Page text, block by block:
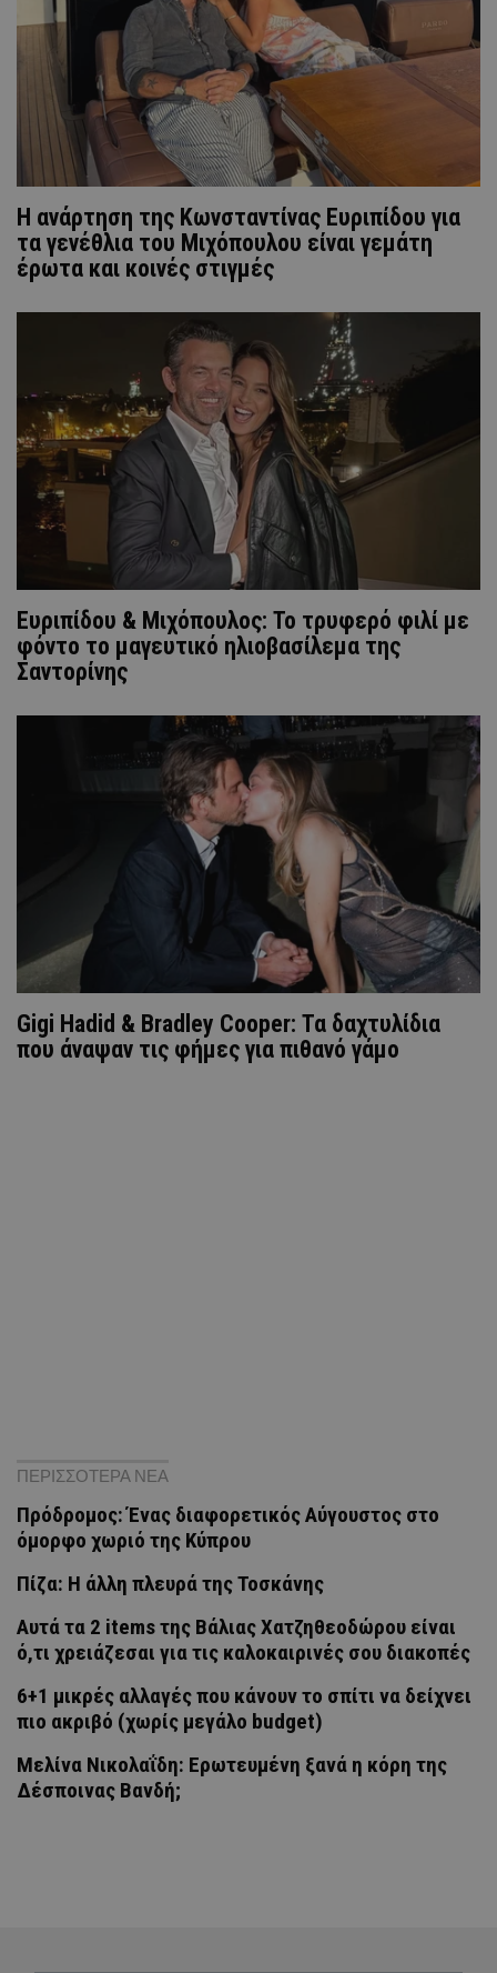
Η ανάρτηση της Kωνσταντίνας Ευριπίδου για
τα γενέθλια του Μιχόπουλου είναι γεμάτη
έρωτα και κοινές στιγμές
Ευριπίδου & Μιχόπουλος: Το τρυφερό φιλί με
φόντο το μαγευτικό ηλιοβασίλεμα της
Σαντορίνης
Gigi Hadid & Bradley Cooper: Τα δαχτυλίδια
που άναψαν τις φήμες για πιθανό γάμο
ΠΕΡΙΣΣΟΤΕΡΑ ΝΕΑ
Πρόδρομος: Ένας διαφορετικός Αύγουστος στο
όμορφο χωριό της Κύπρου
Πίζα: Η άλλη πλευρά της Τοσκάνης
Αυτά τα 2 items της Βάλιας Χατζηθεοδώρου είναι
ό,τι χρειάζεσαι για τις καλοκαιρινές σου διακοπές
6+1 μικρές αλλαγές που κάνουν το σπίτι να δείχνει
πιο ακριβό (χωρίς μεγάλο budget)
Μελίνα Νικολαΐδη: Ερωτευμένη ξανά η κόρη της
Δέσποινας Βανδή;